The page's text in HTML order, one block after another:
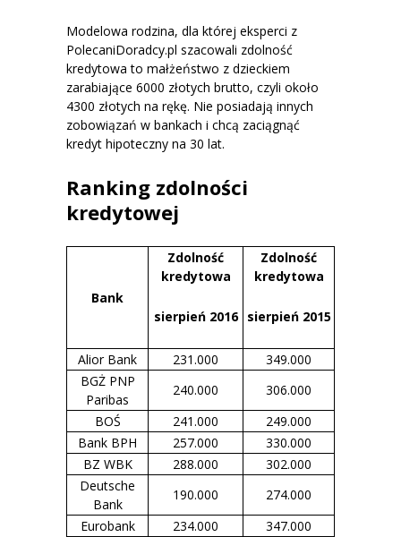
Modelowa rodzina, dla której eksperci z
PolecaniDoradcy.pl szacowali zdolność
kredytowa to małżeństwo z dzieckiem
zarabiające 6000 złotych brutto, czyli około
4300 złotych na rękę. Nie posiadają innych
zobowiązań w bankach i chcą zaciągnąć
kredyt hipoteczny na 30 lat.
Ranking zdolności
kredytowej
Bank
Zdolność
kredytowa
sierpień 2016
Zdolność
kredytowa
sierpień 2015
Alior Bank 231.000
349.000
BGŻ PNP
Paribas
240.000
306.000
BOŚ
241.000
249.000
Bank BPH
257.000
330.000
BZ WBK
288.000
302.000
Deutsche
Bank
190.000
274.000
Eurobank
234.000
347.000